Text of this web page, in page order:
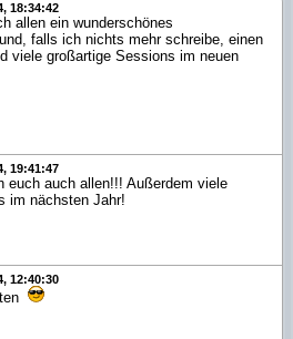
18:34:42
allen ein wunderschönes
falls ich nichts mehr schreibe, einen
viele großartige Sessions im neuen
19:41:47
euch auch allen!!! Außerdem viele
im nächsten Jahr!
12:40:30